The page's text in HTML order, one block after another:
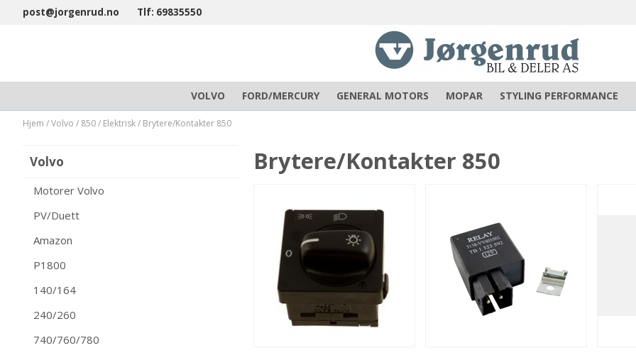
post@jorgenrud.no Tlf: 69835550
VOLVO FORD/MERCURY GENERAL MOTORS MOPAR STYLING PERFORMANCE
Hjem /Volvo / 850/ Elektrisk/ Brytere/Kontakter 850
Volvo
Motorer Volvo
PV/Duett
Amazon
P1800
140/164
240/260
740/760/780
Brytere/Kontakter 850